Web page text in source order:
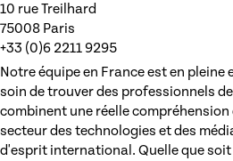
10 rue Treilhard
75008 Paris
+33 (0)6 2211 9295
Notre équipe en France est en
soin de trouver des professionnels
combinent une réelle
secteur des technologies et des
d'esprit international. Quelle que